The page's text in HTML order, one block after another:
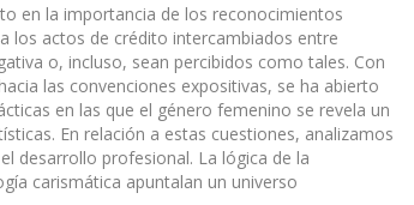
en la importancia de los reconocimientos
los actos de crédito intercambiados entre
o, incluso, sean percibidos como tales. Con
las convenciones expositivas, se ha abierto
en las que el género femenino se revela un
En relación a estas cuestiones, analizamos
desarrollo profesional. La lógica de la
carismática apuntalan un universo